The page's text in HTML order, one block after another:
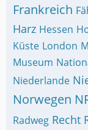
Frankreich
Harz Hessen
Küste London
Museum
Niederlande
Norwegen
Radweg Recht